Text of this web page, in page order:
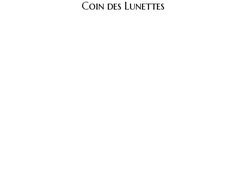
Coin des Lunettes